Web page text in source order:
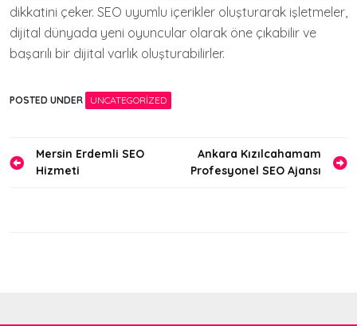
dikkatini çeker. SEO uyumlu içerikler oluşturarak işletmeler,
dijital dünyada yeni oyuncular olarak öne çıkabilir ve
başarılı bir dijital varlık oluşturabilirler.
POSTED UNDER UNCATEGORIZED
Yazı
gezinmesi
Mersin Erdemli SEO
Hizmeti
Ankara Kızılcahamam
Profesyonel SEO Ajansı